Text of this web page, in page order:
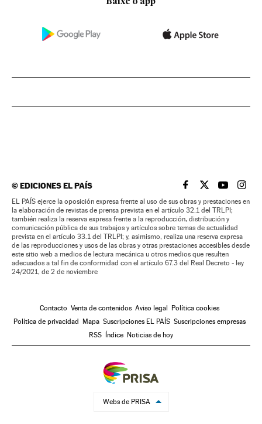
Baixe o app
©EDICIONES EL PAÍS EL PAÍS BRASIL EN
EL PAÍSEL PAÍS
EL
EL PAÍS ejerce la oposición expresa frente al uso de sus obras y prestaciones en
la elaboración de revistas de prensa prevista en el artículo 32.1 del TRLPI;
también realiza la reserva expresa frente a la reproducción, distribución y
comunicación pública de sus trabajos y artículos sobre temas de actualidad
prevista en el artículo 33.1 del TRLPI; y, asimismo, realiza una reserva expresa
de las reproducciones y usos de las obras y otras prestaciones accesibles desde
este sitio web a medios de lectura mecánica u otros medios que resulten
adecuados a tal fin de conformidad con el artículo 67.3 del Real Decreto - ley
24/2021, de 2 de noviembre
Contacto Venta de contenidos Aviso legal Política cookies
Política de privacidad Mapa Suscripciones EL PAÍS Suscripciones empresas
RSS Índice Noticias de hoy
Webs de PRISA